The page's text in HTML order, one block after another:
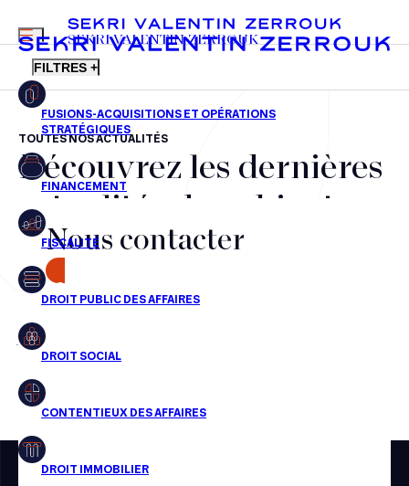
FR EN
MENU
SEKRI VALENTIN ZERROUK
FILTRES +
Fusions-acquisitions et opérations stratégiques
Financement
Fiscalité
Droit public des affaires
Droit social
Droit immobilier
Restructuring
TOUTES NOS ACTUALITÉS
Découvrez les dernières
actualités du cabinet,
nos récompenses et nos
transactions, jour après
jour
Aucun résultats pour cette recherche
Nous contacter